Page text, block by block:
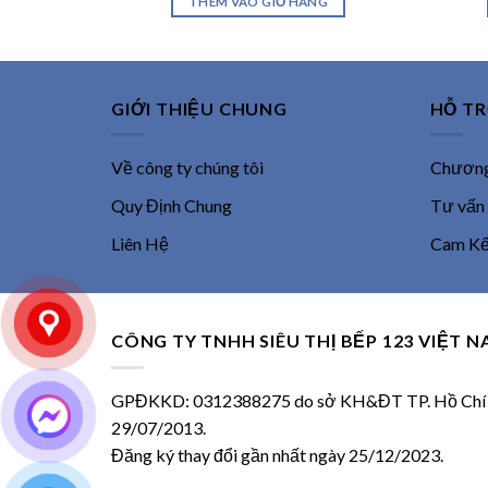
15,800,000 ₫.
GIỚI THIỆU CHUNG
Về công ty chúng tôi
Quy Định Chung
Liên Hệ
HỖ
Tư vấn
Cam
CÔNG TY TNHH SIÊU THỊ BẾP 123 VIỆT
GPĐKKD: 0312388275 do sở KH&ĐT TP. Hồ Chí
29/07/2013.
Đăng ký thay đổi gần nhất ngày 25/12/2023.